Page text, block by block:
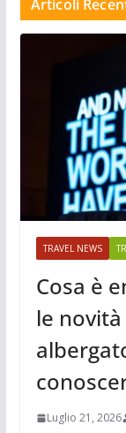
Articoli
TRAVEL NEWS
Cosa è
le
Luglio 21, 2026